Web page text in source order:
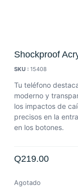
Shockproof
SKU : 15408
Tu teléfono
moderno y
los impactos de
precisos en la
en los botones.
Q219.00
Agotado